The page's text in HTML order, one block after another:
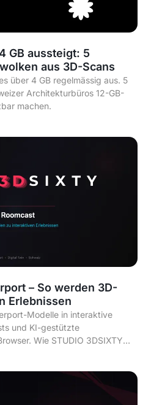
GB aussteigt: 5
aus 3D-Scans
über 4 GB regelmässig aus. 5
Architekturbüros 12-GB-
machen.
– So werden 3D-
Erlebnissen
Modelle in interaktive
und KI-gestützte
Wie STUDIO 3DSIXTY